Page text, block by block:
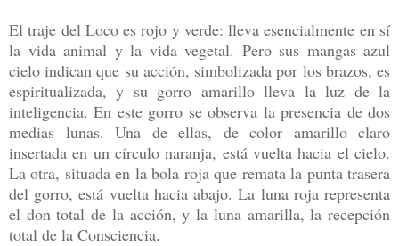
El traje del Loco es rojo y verde: lleva esencialmente en sí
la vida animal y la vida vegetal. Pero sus mangas azul
cielo indican que su acción, simbolizada por los brazos, es
espiritualizada, y su gorro amarillo lleva la luz de la
inteligencia. En este gorro se observa la presencia de dos
medias lunas. Una de ellas, de color amarillo claro
insertada en un círculo naranja, está vuelta hacia el cielo.
La otra, situada en la bola roja que remata la punta trasera
del gorro, está vuelta hacia abajo. La luna roja representa
el don total de la acción, y la luna amarilla, la recepción
total de la Consciencia.